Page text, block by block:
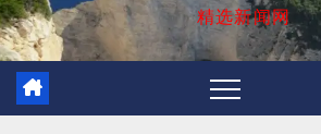
精选新闻网